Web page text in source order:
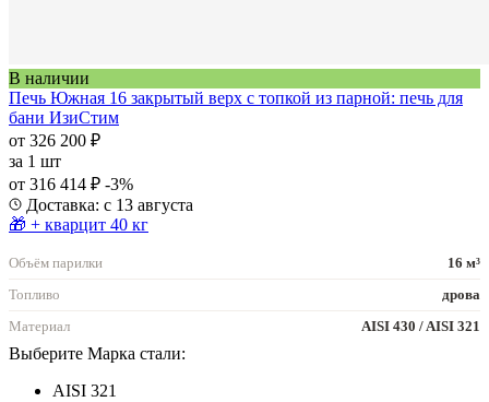
В наличии
Печь Южная 16 закрытый верх с топкой из парной: печь для
бани ИзиСтим
от 326 200 ₽
за 1 шт
от 316 414 ₽ -3%
Доставка: с 13 августа
🎁 + кварцит 40 кг
Объём парилки
16 м³
Топливо
дрова
Материал
AISI 430 / AISI 321
Выберите Марка стали:
AISI 321